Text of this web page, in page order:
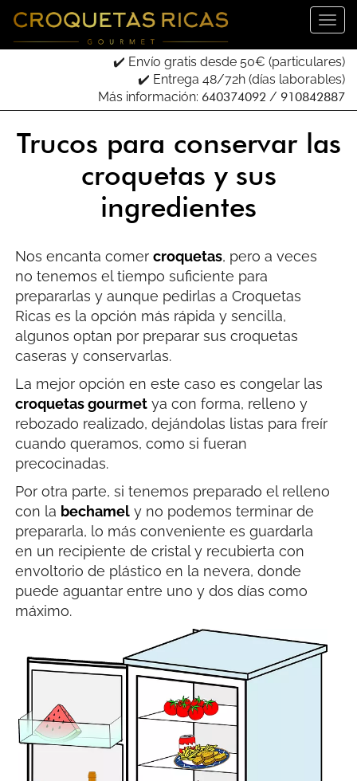
✔️ Envío gratis desde 50€ (particulares)
✔️ Entrega 48/72h (días laborables)
Más información: 640374092 / 910842887
Trucos para conservar las
croquetas y sus
ingredientes
Nos encanta comercroquetas, pero a veces
no tenemos el tiempo suficiente para
prepararlas y aunque pedirlas a Croquetas
Ricas es la opción más rápida y sencilla,
algunos optan por preparar sus croquetas
caseras y conservarlas.
La mejor opción en este caso es congelar las
croquetas gourmet ya con forma, relleno y
rebozado realizado, dejándolas listas para freír
cuando queramos, como si fueran
precocinadas.
Por otra parte, si tenemos preparado el relleno
con la bechamel y no podemos terminar de
prepararla, lo más conveniente es guardarla
en un recipiente de cristal y recubierta con
envoltorio de plástico en la nevera, donde
puede aguantar entre uno y dos días como
máximo.